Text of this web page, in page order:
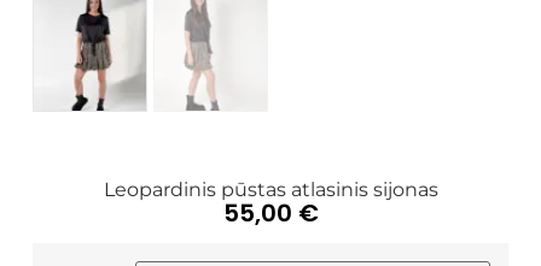
Leopardinis pūstas atlasinis sijonas
55,00 €